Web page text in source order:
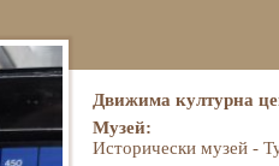
Движима културна
Музей:
Исторически музей -